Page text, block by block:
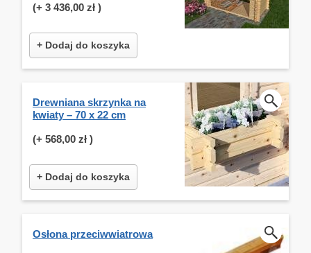
(+ 3 436,00 zł )
+ Dodaj do koszyka
Drewniana skrzynka na
kwiaty – 70 x 22 cm
(+ 568,00 zł )
+ Dodaj do koszyka
Osłona przeciwwiatrowa